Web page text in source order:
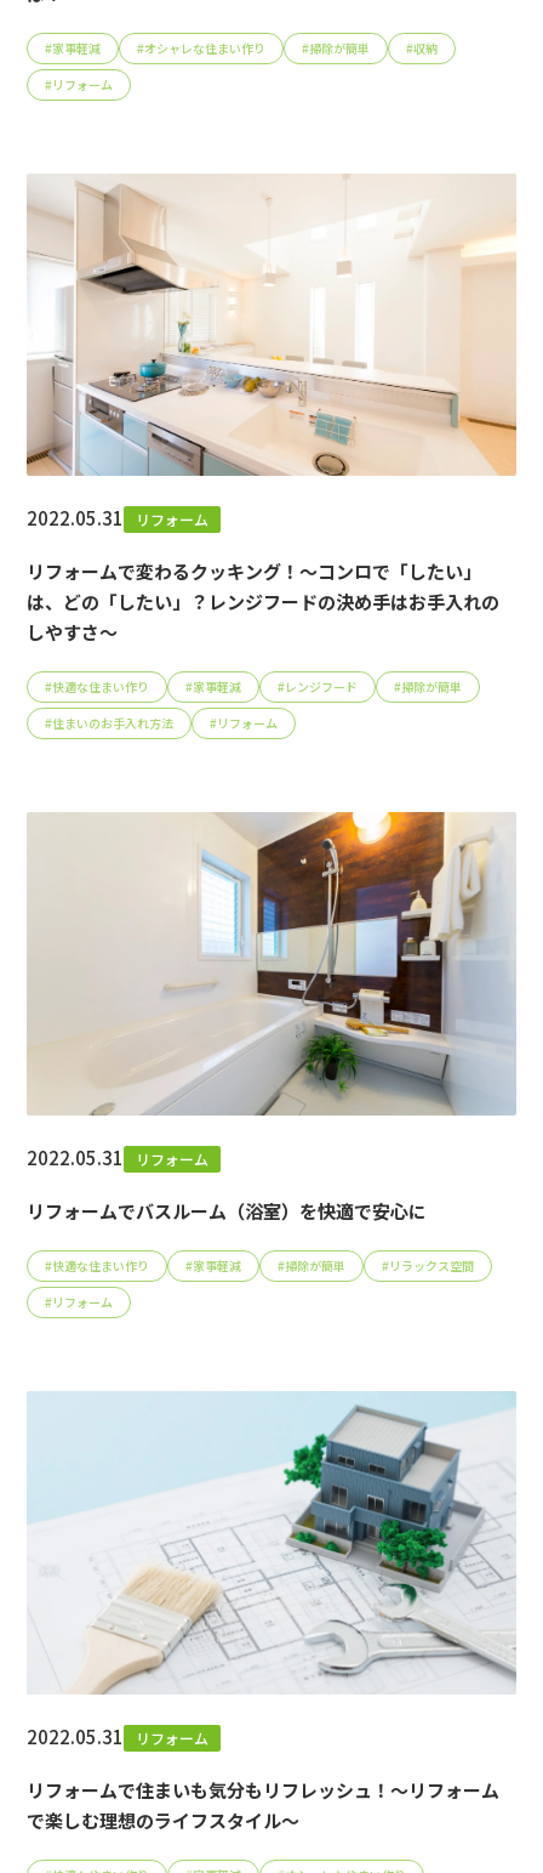
#家事軽減 #オシャレな住まい作り #掃除が簡単 #収納
#リフォーム
2022.05.31 リフォーム
リフォームで変わるクッキング！～コンロで「したい」
は、どの「したい」？レンジフードの決め手はお手入れの
しやすさ～
#快適な住まい作り #家事軽減 #レンジフード #掃除が簡単
#住まいのお手入れ方法 #リフォーム
2022.05.31 リフォーム
リフォームでバスルーム（浴室）を快適で安心に
#快適な住まい作り #家事軽減 #掃除が簡単 #リラックス空間
#リフォーム
2022.05.31 リフォーム
リフォームで住まいも気分もリフレッシュ！～リフォーム
で楽しむ理想のライフスタイル～